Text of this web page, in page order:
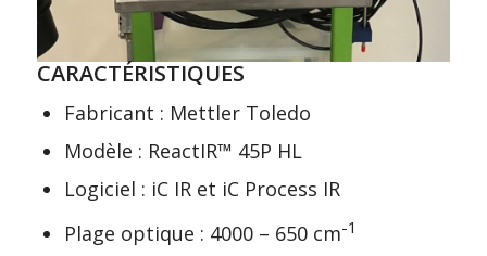
CARACTÉRISTIQUES
Fabricant : Mettler Toledo
Modèle : ReactIR™ 45P HL
Logiciel : iC IR et iC Process IR
Plage optique : 4000 – 650 cm-1